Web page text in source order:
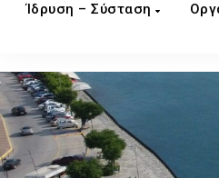
Ίδρυση – Σύσταση